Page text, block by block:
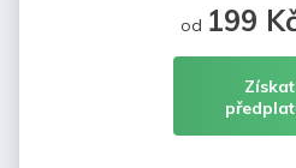
od 199
Získat